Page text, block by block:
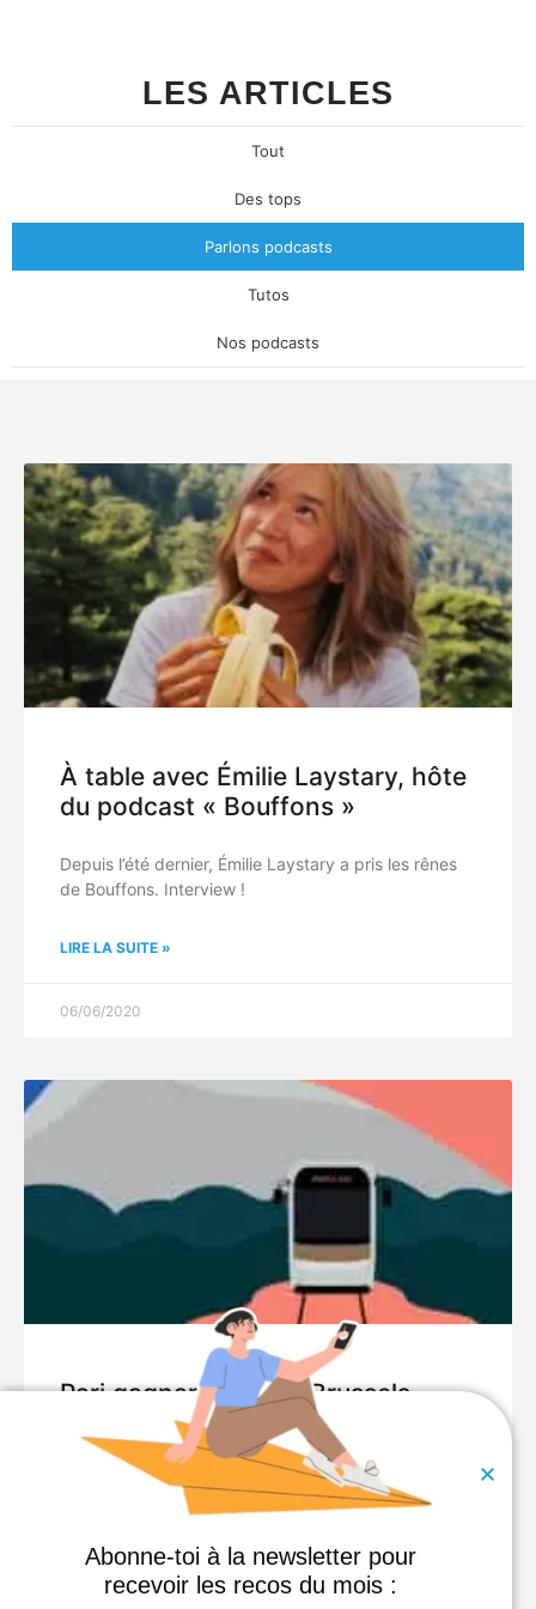
LES ARTICLES
Tout
Des tops
Parlons podcasts
Tutos
Nos podcasts
À table avec Émilie Laystary, hôte
du podcast « Bouffons »
Depuis l’été dernier, Émilie Laystary a pris les rênes
de Bouffons. Interview !
LIRE LA SUITE »
06/06/2020
Pari gagnant pour le Brussels
Podcast Festival
Retour sur cette première édition du BPF avec l’un
des organisateurs, François Custers.
LIRE LA SUITE »
Abonne-toi à la newsletter pour
recevoir les recos du mois :